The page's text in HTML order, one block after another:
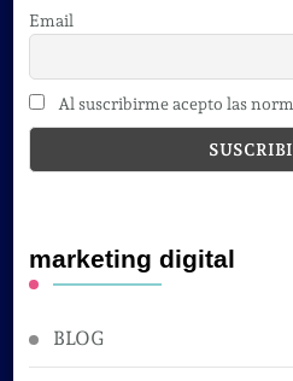
Email
Al suscribirme acepto las
marketing digital
BLOG